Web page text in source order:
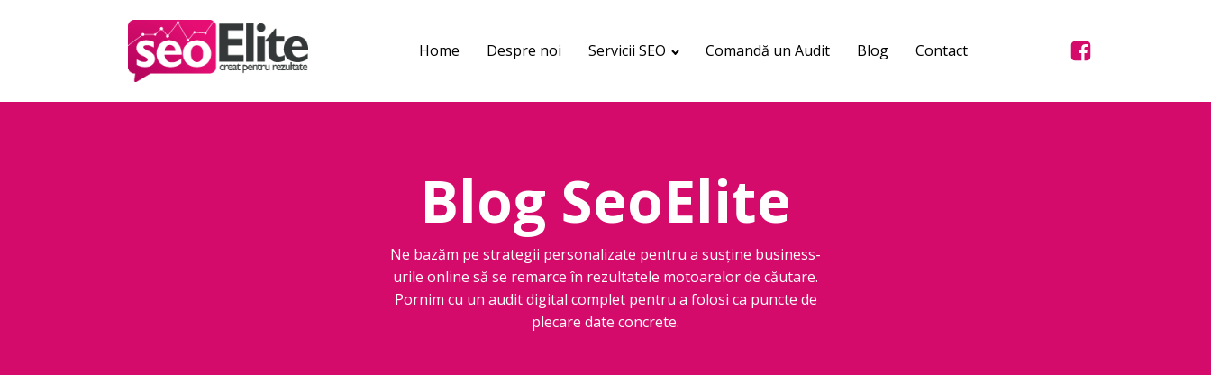
Home Despre noi Servicii SEO Comandă un Audit Blog Contact
Blog SeoElite
Ne bazăm pe strategii personalizate pentru a susține business-
urile online să se remarce în rezultatele motoarelor de căutare.
Pornim cu un audit digital complet pentru a folosi ca puncte de
plecare date concrete.